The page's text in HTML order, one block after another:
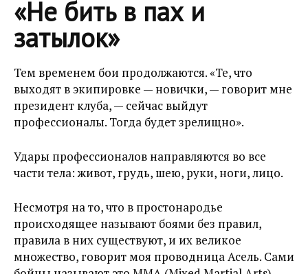
«Не бить в пах и
затылок»
Тем временем бои продолжаются. «Те, что
выходят в экипировке — новички, — говорит мне
президент клуба, — сейчас выйдут
профессионалы. Тогда будет зрелищно».
Удары профессионалов направляются во все
части тела: живот, грудь, шею, руки, ноги, лицо.
Несмотря на то, что в простонародье
происходящее называют боями без правил,
правила в них существуют, и их великое
множество, говорит моя проводница Асель. Сами